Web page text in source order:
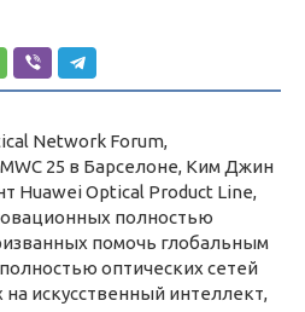
Network Forum,
25 в Барселоне, Ким Джин
Huawei Optical Product Line,
полностью
помочь глобальным
оптических сетей
на искусственный интеллект,